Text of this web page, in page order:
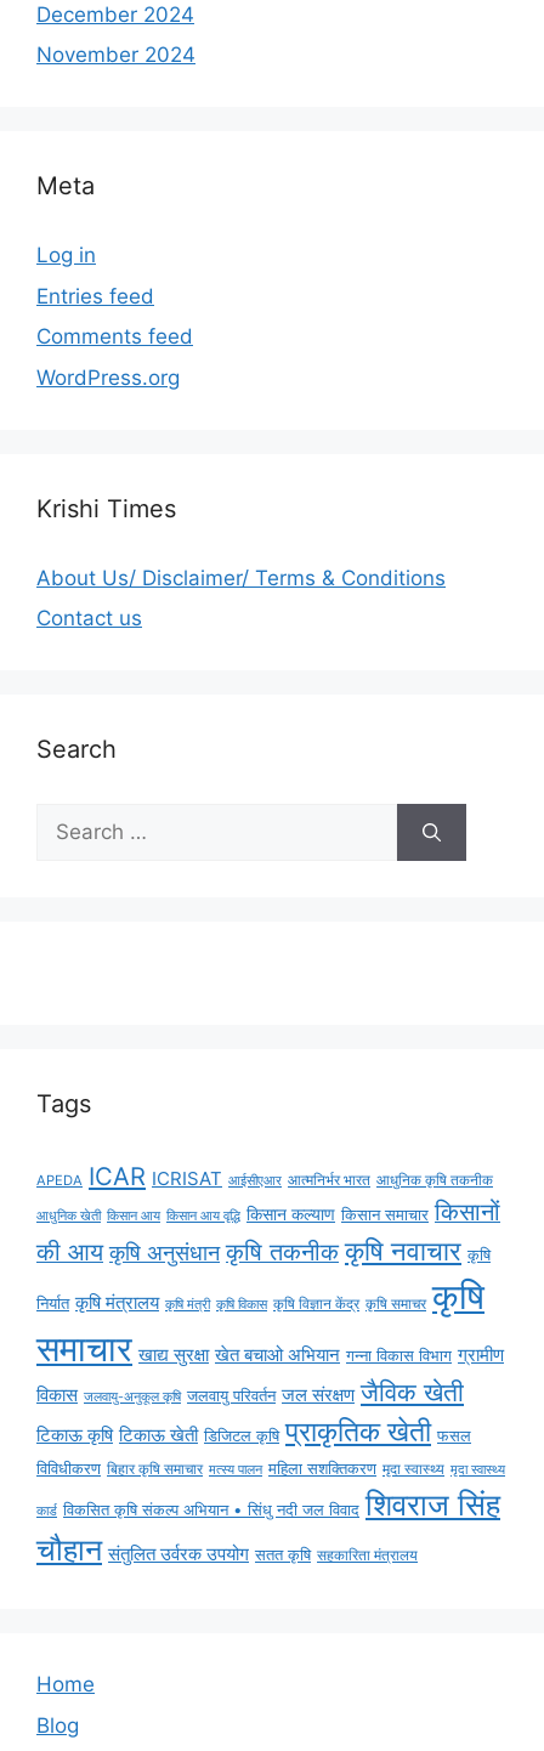
December 2024
November 2024
Meta
Log in
Entries feed
Comments feed
WordPress.org
Krishi Times
About Us/ Disclaimer/ Terms & Conditions
Contact us
Search
Tags
APEDA ICAR ICRISAT आईसीएआर आत्मनिर्भर भारत आधुनिक कृषि तकनीक
आधुनिक खेती किसान आय किसान आय वृद्धि किसान कल्याण किसान समाचार किसानों
की आय कृषि अनुसंधान कृषि तकनीक कृषि नवाचार कृषि
निर्यात कृषि मंत्रालय कृषि मंत्री कृषि विकास कृषि विज्ञान केंद्र कृषि समाचर कृषि
समाचार खाद्य सुरक्षा खेत बचाओ अभियान गन्ना विकास विभाग ग्रामीण
विकास जलवायु-अनुकूल कृषि जलवायु परिवर्तन जल संरक्षण जैविक खेती
टिकाऊ कृषि टिकाऊ खेती डिजिटल कृषि प्राकृतिक खेती फसल
विविधीकरण बिहार कृषि समाचार मत्स्य पालन महिला सशक्तिकरण मृदा स्वास्थ्य मृदा स्वास्थ्य
कार्ड विकसित कृषि संकल्प अभियान • सिंधु नदी जल विवाद शिवराज सिंह
चौहान संतुलित उर्वरक उपयोग सतत कृषि सहकारिता मंत्रालय
Home
Blog